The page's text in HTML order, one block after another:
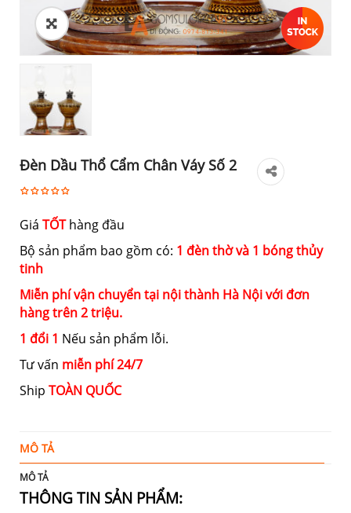
Đèn Dầu Thổ Cẩm Chân Váy Số 2
Giá TỐThàng đầu
Bộ sản phẩm bao gồm có: 1 đèn thờ và 1 bóng thủy
tinh
Miễn phí vận chuyển tại nội thành Hà Nội với đơn
hàng trên 2 triệu.
1 đổi 1 Nếu sản phẩm lỗi.
Tư vấn miễn phí 24/7
Ship TOÀN QUỐC
MÔ TẢ
MÔ TẢ
THÔNG TIN SẢN PHẨM: